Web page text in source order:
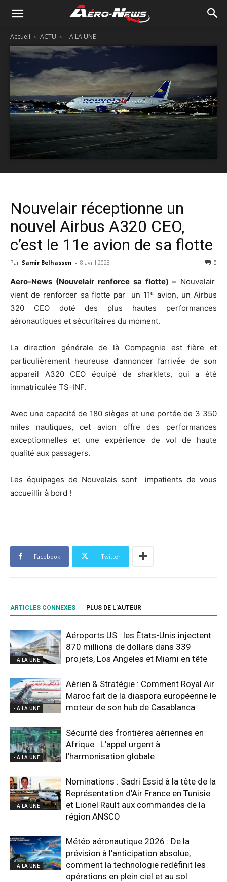
Accueil ACTU - A LA UNE
Nouvelair réceptionne un
nouvel Airbus A320 CEO,
c’est le 11e avion de sa flotte
Par Samir Belhassen - 8 avril 2023 0
Aero-News (Nouvelair renforce sa flotte) – Nouvelair
vient de renforcer sa flotte par un 11ᵉ avion, un Airbus
320 CEO doté des plus hautes performances
aéronautiques et sécuritaires du moment.
La direction générale de là Compagnie est fière et
particulièrement heureuse d’annoncer l’arrivée de son
appareil A320 CEO équipé de sharklets, qui a été
immatriculée TS-INF.
Avec une capacité de 180 sièges et une portée de 3 350
miles nautiques, cet avion offre des performances
exceptionnelles et une expérience de vol de haute
qualité aux passagers.
Les équipages de Nouvelais sont impatients de vous
accueillir à bord !
Facebook Twitter
ARTICLES CONNEXES PLUS DE L'AUTEUR
- A LA UNE
Aéroports US : les États-Unis injectent
870 millions de dollars dans 339
projets, Los Angeles et Miami en tête
- A LA UNE
Aérien & Stratégie : Comment Royal Air
Maroc fait de la diaspora européenne le
moteur de son hub de Casablanca
- A LA UNE
Sécurité des frontières aériennes en
Afrique : L’appel urgent à
l’harmonisation globale
- A LA UNE
Nominations : Sadri Essid à la tête de la
Représentation d’Air France en Tunisie
et Lionel Rault aux commandes de la
région ANSCO
- A LA UNE
Météo aéronautique 2026 : De la
prévision à l’anticipation absolue,
comment la technologie redéfinit les
opérations en plein ciel et au sol